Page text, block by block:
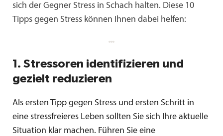
sich der Gegner Stress in Schach halten. Diese 10
Tipps gegen Stress können Ihnen dabei helfen:
1. Stressoren identifizieren und
gezielt reduzieren
Als ersten Tipp gegen Stress und ersten Schritt in
eine stressfreieres Leben sollten Sie sich Ihre aktuelle
Situation klar machen. Führen Sie eine